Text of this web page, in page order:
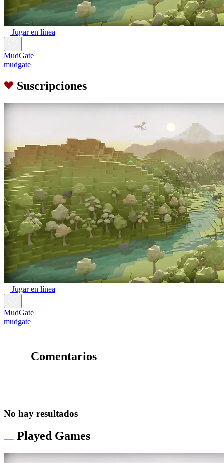
Jugar en línea
MudGate
mudgate
Suscripciones
Jugar en línea
MudGate
mudgate
Comentarios
No hay resultados
Played Games